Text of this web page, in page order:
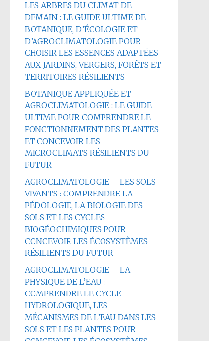
LES ARBRES DU CLIMAT DE
DEMAIN : LE GUIDE ULTIME DE
BOTANIQUE, D’ÉCOLOGIE ET
D’AGROCLIMATOLOGIE POUR
CHOISIR LES ESSENCES ADAPTÉES
AUX JARDINS, VERGERS, FORÊTS ET
TERRITOIRES RÉSILIENTS
BOTANIQUE APPLIQUÉE ET
AGROCLIMATOLOGIE : LE GUIDE
ULTIME POUR COMPRENDRE LE
FONCTIONNEMENT DES PLANTES
ET CONCEVOIR LES
MICROCLIMATS RÉSILIENTS DU
FUTUR
AGROCLIMATOLOGIE – LES SOLS
VIVANTS : COMPRENDRE LA
PÉDOLOGIE, LA BIOLOGIE DES
SOLS ET LES CYCLES
BIOGÉOCHIMIQUES POUR
CONCEVOIR LES ÉCOSYSTÈMES
RÉSILIENTS DU FUTUR
AGROCLIMATOLOGIE – LA
PHYSIQUE DE L’EAU :
COMPRENDRE LE CYCLE
HYDROLOGIQUE, LES
MÉCANISMES DE L’EAU DANS LES
SOLS ET LES PLANTES POUR